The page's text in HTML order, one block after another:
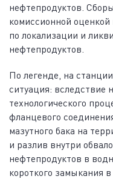
нефтепродуктов.
комиссионной
по локализации и
нефтепродуктов.
По легенде, на
ситуация: вследствие
технологического
фланцевого
мазутного бака на
и разлив внутри
нефтепродуктов в
короткого замыкания